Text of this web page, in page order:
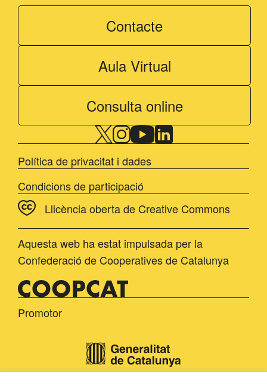
Contacte
Aula Virtual
Consulta online
Política de privacitat i dades
Condicions de participació
Llicència oberta de Creative Commons
Aquesta web ha estat impulsada per la
Confederació de Cooperatives de Catalunya
Promotor